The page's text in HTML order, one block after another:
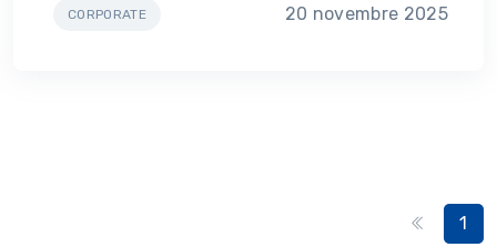
CORPORATE 20 novembre 2025
1